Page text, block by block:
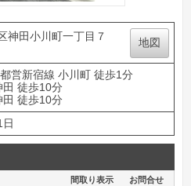
神田小川町一丁目７
地図
営新宿線 小川町 徒歩1分
田 徒歩10分
田 徒歩10分
間取り表示 お問合せ